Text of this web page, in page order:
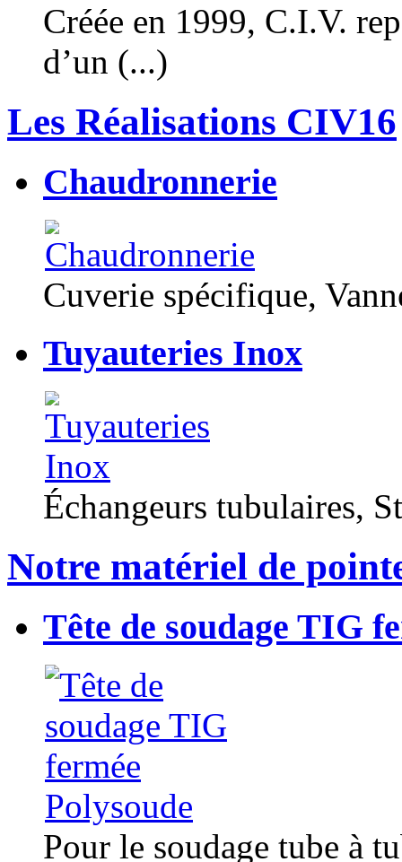
Créée en 1999, C.I.V.
d’un (...)
Les Réalisations CIV16
Chaudronnerie
Cuverie spécifique,
Tuyauteries Inox
Échangeurs tubulaires,
Notre matériel de
Tête de soudage TIG
Pour le soudage tube à